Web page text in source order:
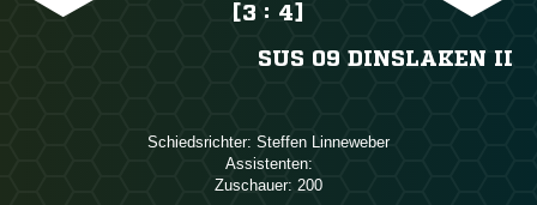
[3 : 4]
SUS 09 DINSLAKEN II
Schiedsrichter:  
Assistenten:
Zuschauer: 200